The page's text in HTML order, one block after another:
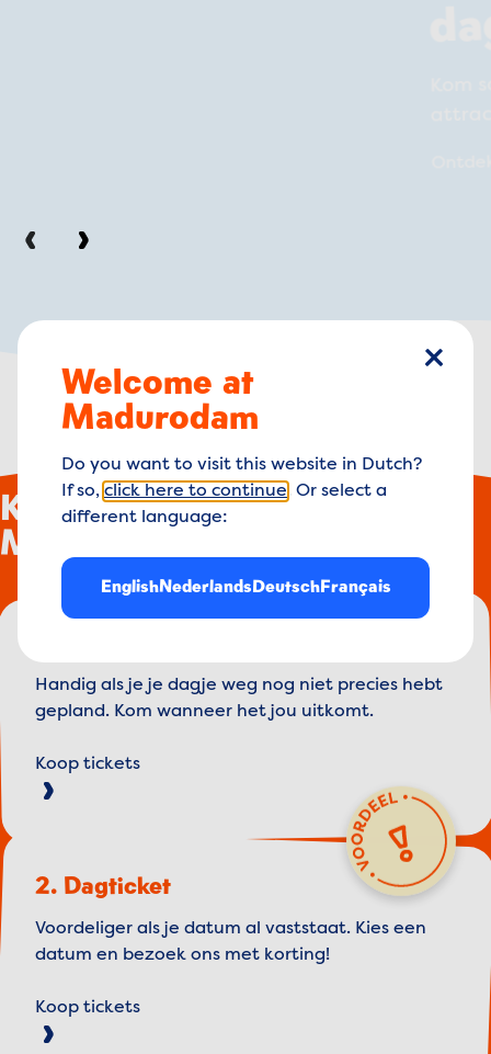
Koop je ticket voor
Madurodam!
Handig als je je dagje weg nog niet precies hebt
gepland. Kom wanneer het jou uitkomt.
Koop tickets
2. Dagticket
Voordeliger als je datum al vaststaat. Kies een
datum en bezoek ons met korting!
Koop tickets
sluiten
Welcome at
Madurodam
Do you want to visit this website in Dutch?
If so, click here to continue . Or select a
different language:
EnglishNederlandsDeutschFrançais